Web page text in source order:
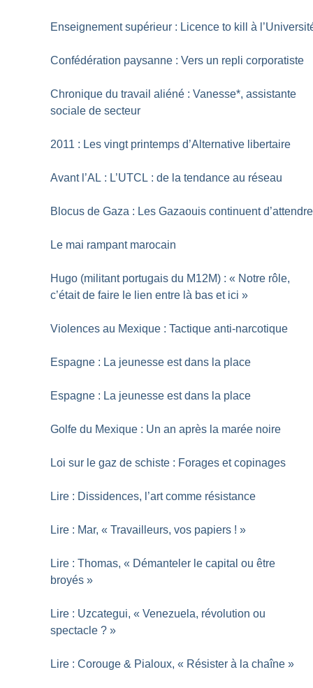
Enseignement supérieur : Licence to kill à
Confédération paysanne : Vers un repli corporatiste
Chronique du travail aliéné : Vanesse*, assistante
sociale de secteur
2011 : Les vingt printemps d’Alternative libertaire
Avant l’AL : L’UTCL : de la tendance au réseau
Blocus de Gaza : Les Gazaouis continuent d’attendre
Le mai rampant marocain
Hugo (militant portugais du M12M) : « Notre rôle,
c’était de faire le lien entre là bas et ici »
Violences au Mexique : Tactique anti-narcotique
Espagne : La jeunesse est dans la place
Espagne : La jeunesse est dans la place
Golfe du Mexique : Un an après la marée noire
Loi sur le gaz de schiste : Forages et copinages
Lire : Dissidences, l’art comme résistance
Lire : Mar, « Travailleurs, vos papiers ! »
Lire : Thomas, « Démanteler le capital ou être
broyés »
Lire : Uzcategui, « Venezuela, révolution ou
spectacle ? »
Lire : Corouge & Pialoux, « Résister à la chaîne »